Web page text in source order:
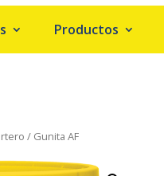
Productos
/ Gunita AF